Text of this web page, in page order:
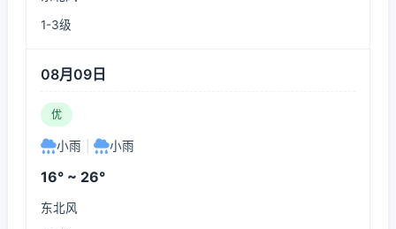
1-3级
08月09日
优
小雨 小雨
16° ~ 26°
东北风